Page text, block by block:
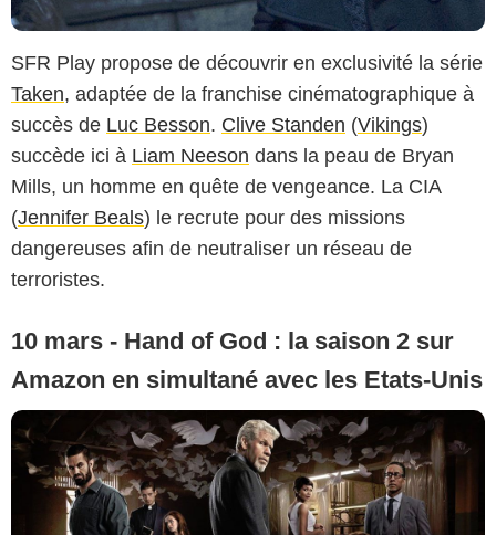
SFR Play propose de découvrir en exclusivité la série
Taken, adaptée de la franchise cinématographique à
succès de Luc Besson. Clive Standen (Vikings)
succède ici à Liam Neeson dans la peau de Bryan
Mills, un homme en quête de vengeance. La CIA
(Jennifer Beals) le recrute pour des missions
dangereuses afin de neutraliser un réseau de
terroristes.
10 mars - Hand of God : la saison 2 sur
Amazon en simultané avec les Etats-Unis